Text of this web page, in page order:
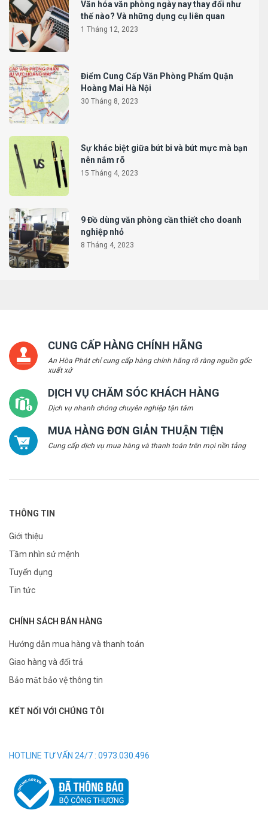
Văn hóa văn phòng ngày nay thay đổi như
thế nào? Và những dụng cụ liên quan
1 Tháng 12, 2023
Điểm Cung Cấp Văn Phòng Phẩm Quận
Hoàng Mai Hà Nội
30 Tháng 8, 2023
Sự khác biệt giữa bút bi và bút mực mà bạn
nên nắm rõ
15 Tháng 4, 2023
9 Đồ dùng văn phòng cần thiết cho doanh
nghiệp nhỏ
8 Tháng 4, 2023
CUNG CẤP HÀNG CHÍNH HÃNG
An Hòa Phát chỉ cung cấp hàng chính hãng rõ ràng nguồn gốc
xuất xứ
DỊCH VỤ CHĂM SÓC KHÁCH HÀNG
Dịch vụ nhanh chóng chuyên nghiệp tận tâm
MUA HÀNG ĐƠN GIẢN THUẬN TIỆN
Cung cấp dịch vụ mua hàng và thanh toán trên mọi nền tảng
THÔNG TIN
Giới thiệu
Tầm nhìn sứ mệnh
Tuyển dụng
Tin tức
CHÍNH SÁCH BÁN HÀNG
Hướng dẫn mua hàng và thanh toán
Giao hàng và đổi trả
Bảo mật bảo vệ thông tin
KẾT NỐI VỚI CHÚNG TÔI
HOTLINE TƯ VẤN 24/7 : 0973.030.496